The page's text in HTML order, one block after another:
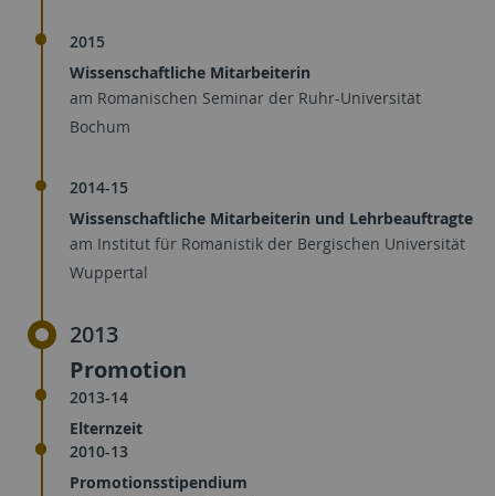
2015
Wissenschaftliche Mitarbeiterin
am Romanischen Seminar der Ruhr-Universität
Bochum
2014-15
Wissenschaftliche Mitarbeiterin und Lehrbeauftragte
am Institut für Romanistik der Bergischen Universität
Wuppertal
2013
Promotion
2013-14
Elternzeit
2010-13
Promotionsstipendium